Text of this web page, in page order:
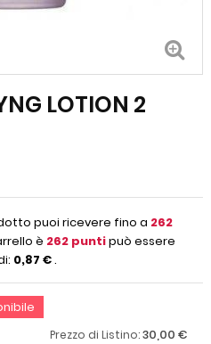
LOTION 2
puoi ricevere fino a 262
è 262 puntipuò essere
0,87 €.
Prezzo di Listino:30,00 €